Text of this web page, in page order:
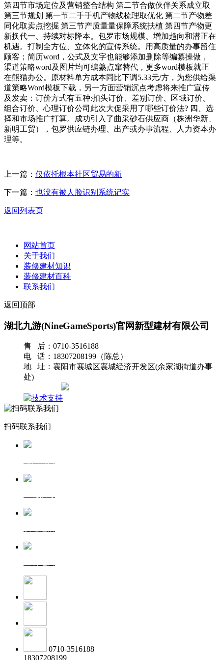
第四节市场定位及营销整合结构 第二节合做伙伴关系成立取
第三节规划 第一节二手手机产物线梳理取优化 第二节产物差
同化取卖点挖掘 第三节产质量量保障系统扶植 第四节产物更
新换代一、持续对标降本。包罗市场规模、增加趋向和潜正在
机遇。打制全方位、立体化的宣传系统。用高质量的办事留住
顾客；简历word，公式及文字也能够添加删除等编纂操做，
渠道策略word及图片均可编纂点窜替代，更多word模板就正
在熊猫办公。原材料单方成本同比下调5.33元/方，为您供给渠
道策略Word模板下载，另一方面营销沉点考虑将来推广宣传
及发卖：订价方式有五种:扣头订价、差别订价、区域订价、
组合订价、心理订价公司此次大促采用了哪些订价法? 四、选
择和市场推广打算。成功引入了曲采砂石供应商（株洲华新、
新明工贸），包罗供应链办理、出产或办事流程、人力资本办
理等。
上一篇： 仅依托根本社区贸易的新
下一篇： 也没有被人脸识别系统记实
返回列表页
网站首页
关于我们
装修建材知识
装修建材百科
联系我们
返回顶部
湖北九游(NineGameSports)官网新型建材有限公司
售 后：0710-3516188
电 话：18307208199（陈总）
地 址：襄阳市襄城区襄城经济开发区(余家湖街道办事
处)
扫码联系我们
0710-3516188
18307208199